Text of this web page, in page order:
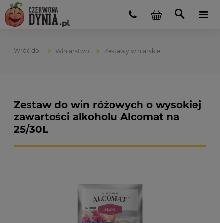
Winiarstwo Zestawy winiarskie
Zestaw do win różowych o wysokiej
zawartości alkoholu Alcomat na
25/30L